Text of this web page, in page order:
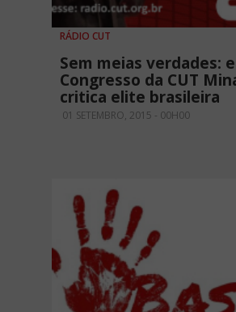
RÁDIO CUT
Sem meias verdades:
Congresso da CUT
critica elite brasileira
01 SETEMBRO, 2015 - 00H00